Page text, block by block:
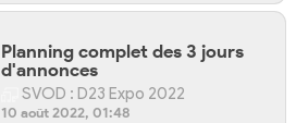
Planning complet des 3 jours
d'annonces
SVOD : D23 Expo 2022
10 août 2022, 01:48